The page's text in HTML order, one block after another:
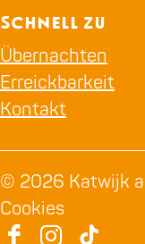
Schnell zu
Übernachten
Erreickbarkeit
Kontakt
© 2026 Katwijk
Cookies